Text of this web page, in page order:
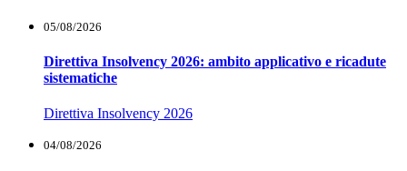
05/08/2026
Direttiva Insolvency 2026: ambito applicativo e ricadute
sistematiche
Direttiva Insolvency 2026
04/08/2026